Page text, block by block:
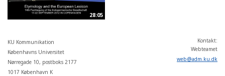
28:05
KU Kommunikation
Københavns Universitet
Nørregade 10, postboks 2177
1017 København K
Kontakt:
Webteamet
web@adm.ku.dk